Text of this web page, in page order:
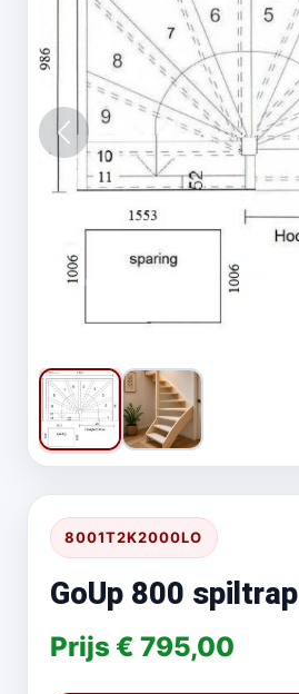
Vorige
8001T2K2000LO
GoUp 800 spiltrap
Prijs € 795,00